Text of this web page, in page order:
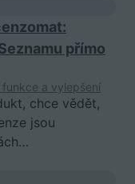
přímo
funkce a vylepšení
chce vědět,
jsou